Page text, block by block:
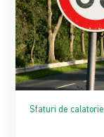
Sfaturi de calatorie